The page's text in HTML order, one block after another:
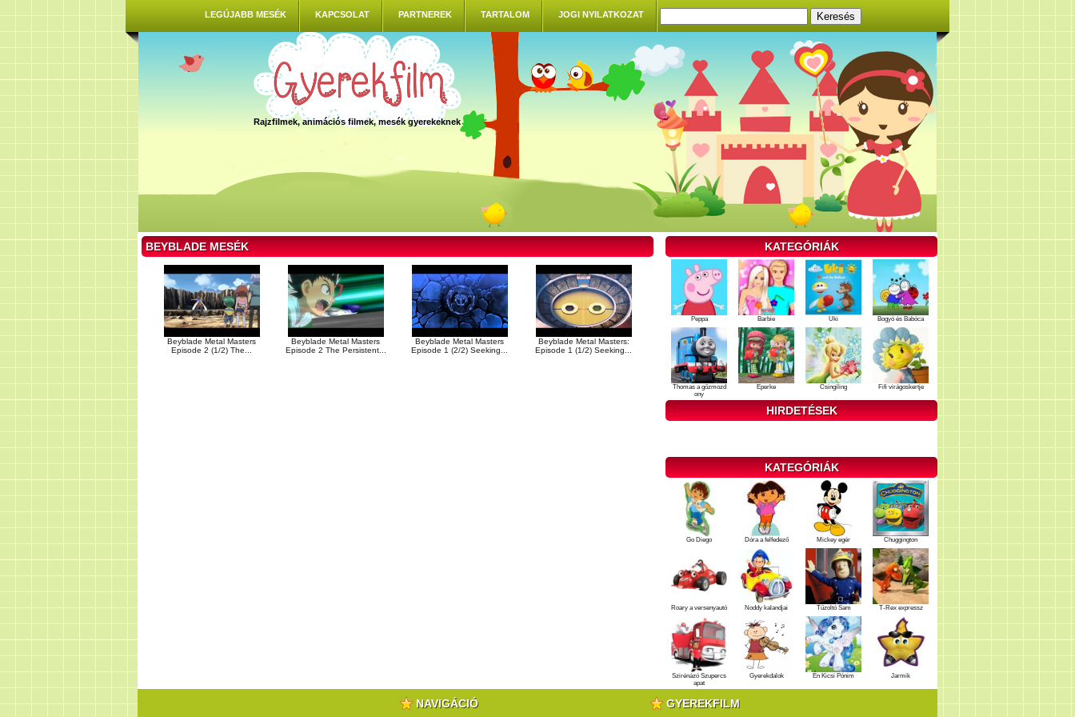
LEGÚJABB MESÉK KAPCSOLAT PARTNEREK TARTALOM JOGI NYILATKOZAT
Rajzfilmek, animációs filmek, mesék gyerekeknek
BEYBLADE MESÉK
Beyblade Metal Masters
Episode 2 (1/2) The...
Beyblade Metal Masters
Episode 2 The Persistent...
Beyblade Metal Masters
Episode 1 (2/2) Seeking...
Beyblade Metal Masters:
Episode 1 (1/2) Seeking...
KATEGÓRIÁK
Peppa Barbie Uki Bogyó és Babóca
Thomas a gőzmozd
ony
Eperke Csingiling Fifi virágoskertje
HIRDETÉSEK
KATEGÓRIÁK
Go Diego Dóra a felfedező Mickey egér Chuggington
Roary a versenyautó Noddy kalandjai Tűzoltó Sam T-Rex expressz
Szirénázó Szupercs
apat
Gyerekdalok Én Kicsi Pónim Jarmik
NAVIGÁCIÓ GYEREKFILM